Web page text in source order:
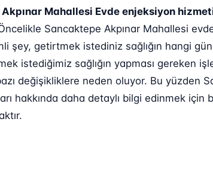
Mahallesi Evde enjeksiyon
Sancaktepe Akpınar Mahallesi
şey, getirtmek istediniz sağlığın hangi
istediğimiz sağlığın yapması gereken
değişikliklere neden oluyor. Bu yüzden
hakkında daha detaylı bilgi edinmek